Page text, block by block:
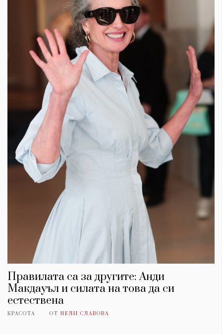
Правилата са за другите: Анди
Макдауъл и силата на това да си
естествена
КРАСОТА ОТ НЕЛИ СЛАВОВА
КАТЕГОРИИ
Wine&Dine
Подкасти
Мода
Dialogue
ЗА НАС
Условия за
ползване
Реклама